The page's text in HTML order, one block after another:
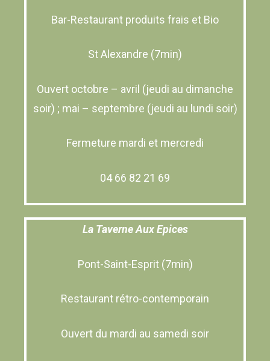
Bar-Restaurant produits frais et Bio
St Alexandre (7min)
Ouvert octobre – avril (jeudi au dimanche
soir) ; mai – septembre (jeudi au lundi soir)
Fermeture mardi et mercredi
04 66 82 21 69
La Taverne Aux Epices
Pont-Saint-Esprit (7min)
Restaurant rétro-contemporain
Ouvert du mardi au samedi soir